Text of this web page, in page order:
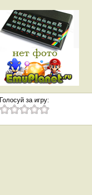
Голосуй за игру: